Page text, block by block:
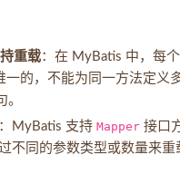
重载：在 MyBatis 中，每
一的，不能为同一方法定义
。
：MyBatis 支持 Mapper 接口
不同的参数类型或数量来重